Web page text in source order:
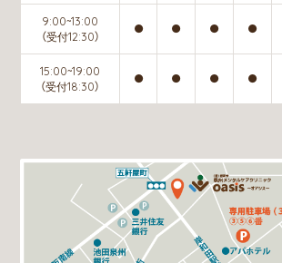
9:00~13:00
（受付12:30）
● ● ● ●
15:00~19:00
（受付18:30）
● ● ● ●